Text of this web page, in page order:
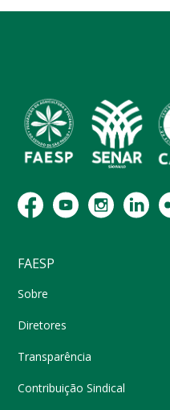
FAESP
Sobre
Diretores
Transparência
Contribuição Sindical